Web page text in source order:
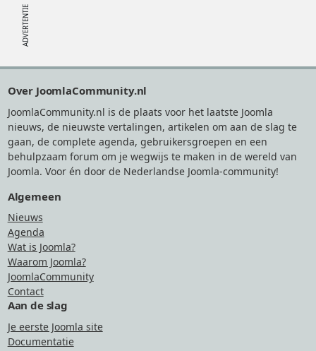
Over JoomlaCommunity.nl
JoomlaCommunity.nl is de plaats voor het laatste Joomla
nieuws, de nieuwste vertalingen, artikelen om aan de slag te
gaan, de complete agenda, gebruikersgroepen en een
behulpzaam forum om je wegwijs te maken in de wereld van
Joomla. Voor én door de Nederlandse Joomla-community!
Algemeen
Nieuws
Agenda
Wat is Joomla?
Waarom Joomla?
JoomlaCommunity
Contact
Aan de slag
Je eerste Joomla site
Documentatie